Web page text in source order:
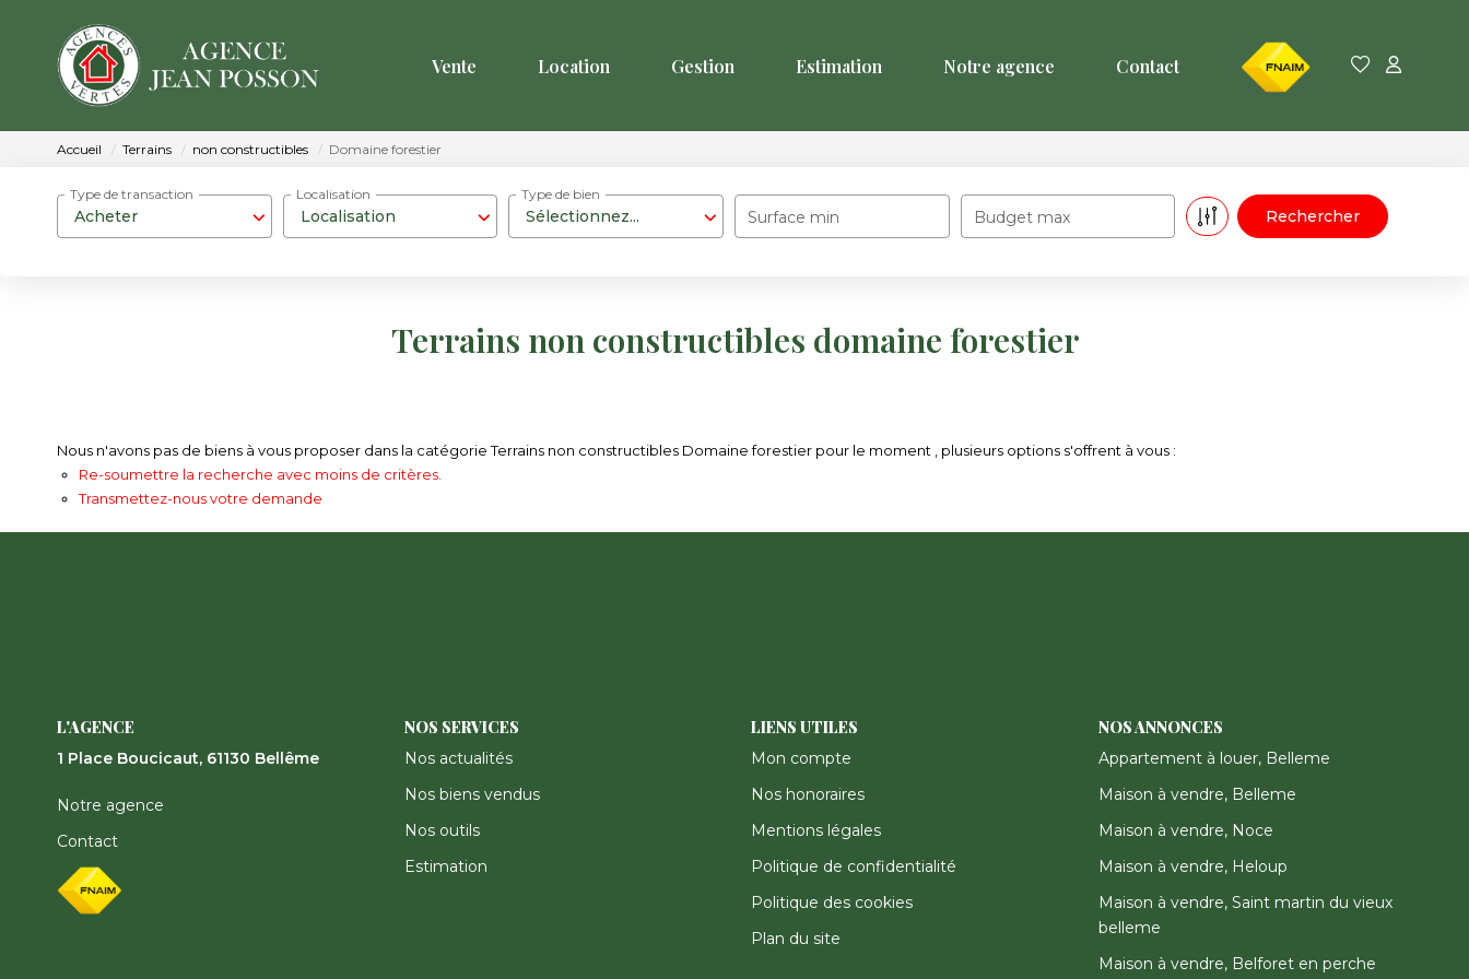
Vente Location Gestion Estimation Notre agence Contact
Accueil Terrains non constructibles Domaine forestier
Acheter
Type de transaction
Localisation
Localisation
Sélectionnez...
Type de bien
Surface min Budget max
Terrains non constructibles domaine forestier
Nous n'avons pas de biens à vous proposer dans la catégorie Terrains non constructibles Domaine forestier pour le moment , plusieurs options s'offrent à vous :
Re-soumettre la recherche avec moins de critères.
Transmettez-nous votre demande
L'AGENCE
1 Place Boucicaut, 61130 Bellême
Notre agence
Contact
NOS SERVICES
Nos actualités
Nos biens vendus
Nos outils
Estimation
LIENS UTILES
Mon compte
Nos honoraires
Mentions légales
Politique de confidentialité
Politique des cookies
Plan du site
NOS ANNONCES
Appartement à louer, Belleme
Maison à vendre, Belleme
Maison à vendre, Noce
Maison à vendre, Heloup
Maison à vendre, Saint martin du vieux
belleme
Maison à vendre, Belforet en perche